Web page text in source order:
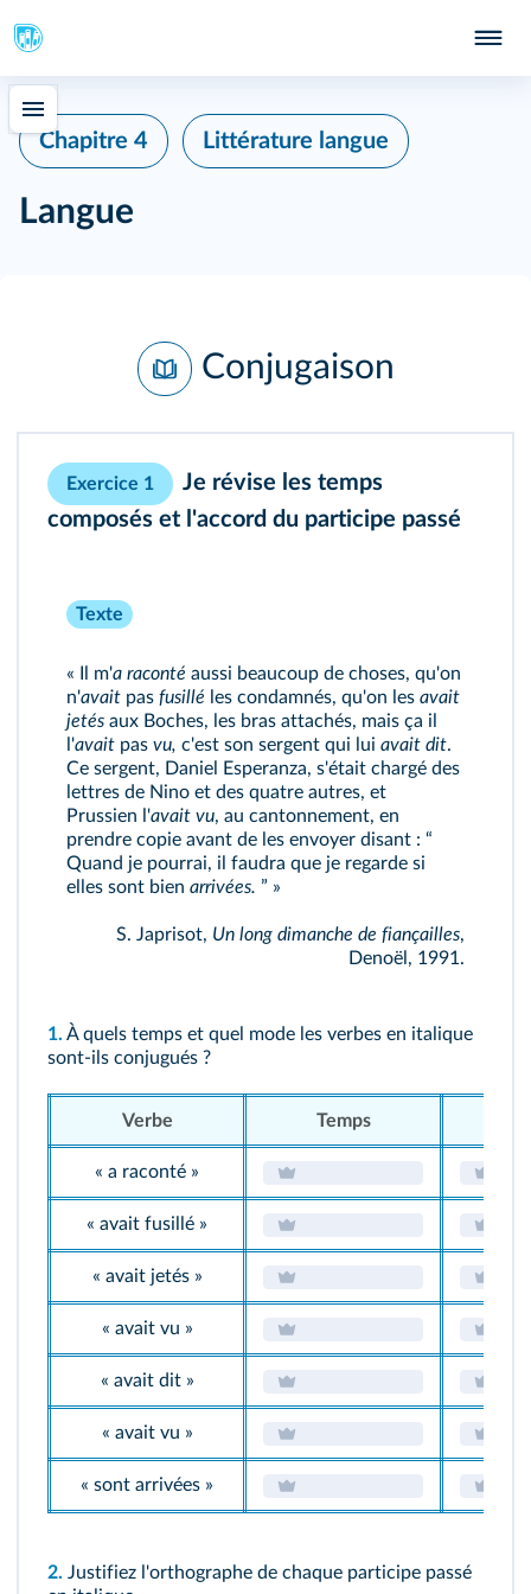
Chapitre 4 Littérature langue
Langue
Conjugaison
Exercice 1
Je révise les temps
composés et l'accord du participe passé
Texte
« Il m'a raconté aussi beaucoup de choses, qu'on
n'avait pas fusillé les condamnés, qu'on les avait
jetés aux Boches, les bras attachés, mais ça il
l'avait pas vu, c'est son sergent qui lui avait dit.
Ce sergent, Daniel Esperanza, s'était chargé des
lettres de Nino et des quatre autres, et
Prussien l'avait vu, au cantonnement, en
prendre copie avant de les envoyer disant : “
Quand je pourrai, il faudra que je regarde si
elles sont bien arrivées. ” »
S. Japrisot, Un long dimanche de fiançailles,
Denoël, 1991.
1. À quels temps et quel mode les verbes en italique
sont-ils conjugués ?
Verbe Temps
« a raconté »
« avait fusillé »
« avait jetés »
« avait vu »
« avait dit »
« avait vu »
« sont arrivées »
2. Justifiez l'orthographe de chaque participe passé